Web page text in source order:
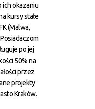
ich okazaniu
kursy stałe
(Malwa,
po jej
50% na
przez
projekty
Kraków.